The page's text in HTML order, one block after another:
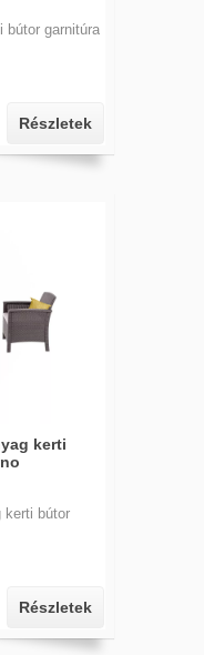
bútor garnitúra
Részletek
kerti
kerti bútor
Részletek